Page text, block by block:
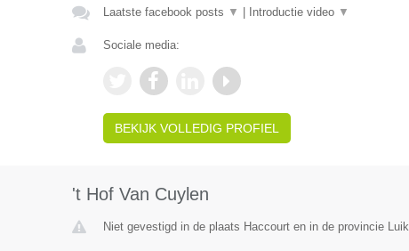
Laatste facebook posts ▼ Introductie video ▼
Sociale media:
BEKIJK VOLLEDIG PROFIEL
't Hof Van Cuylen
Niet gevestigd in de plaats Haccourt en in de provincie